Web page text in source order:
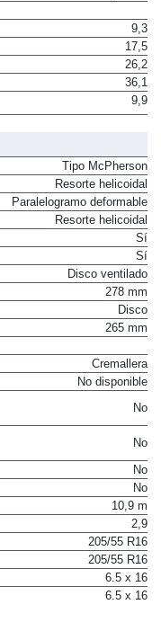
9,3
17,5
26,2
36,1
9,9
Tipo McPherson
Resorte helicoidal
Paralelogramo deformable
Resorte helicoidal
Sí
Sí
Disco ventilado
278 mm
Disco
265 mm
Cremallera
No disponible
No
No
No
No
10,9 m
2,9
205/55 R16
205/55 R16
6.5 x 16
6.5 x 16